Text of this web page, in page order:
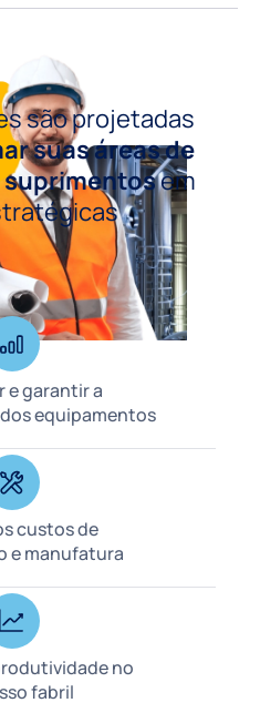
são projetadas
suas áreas de
suprimentosem
e garantir a
equipamentos
custos de
e manufatura
no
fabril